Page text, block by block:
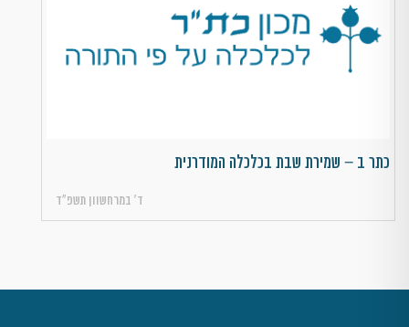
כתר ב – שמירת שבת בכלכלה המודרנית
ד׳ במרחשוון תשפ״ד